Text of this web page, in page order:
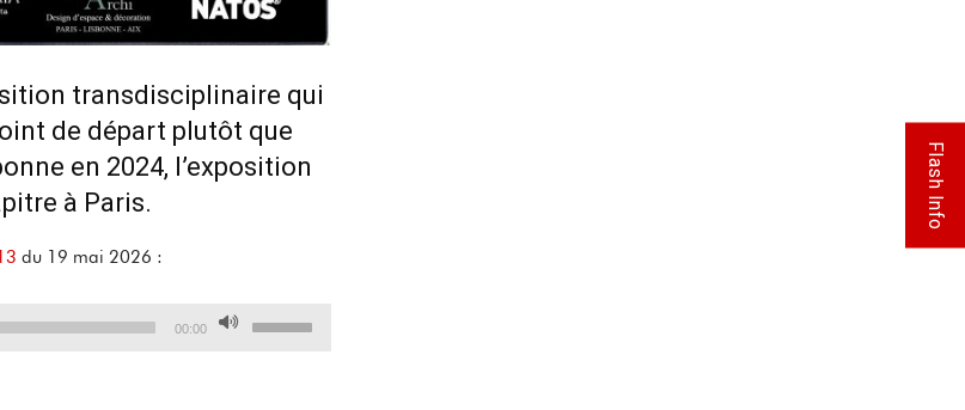
transdisciplinaire qui
de départ plutôt que
en 2024, l’exposition
à Paris.
du 19 mai 2026 :
00:00
Flash Info